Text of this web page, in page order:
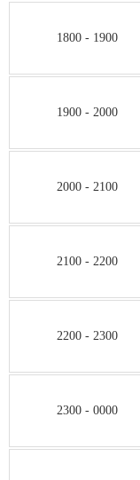
1800 - 1900
1900 - 2000
2000 - 2100
2100 - 2200
2200 - 2300
2300 - 0000